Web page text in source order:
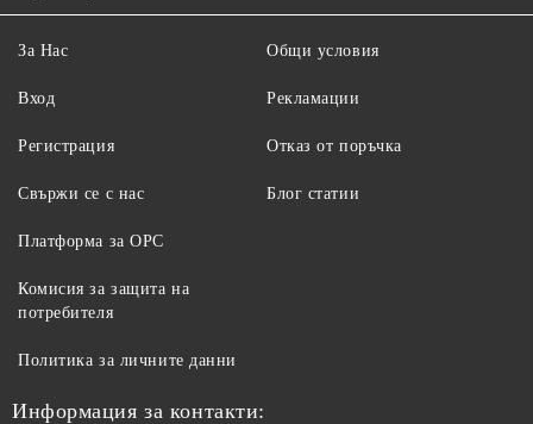
За Нас
Вход
Регистрация
Свържи се с нас
Общи условия
Рекламации
Отказ от поръчка
Блог статии
Платформа за ОРС
Комисия за защита на
потребителя
Политика за личните данни
Информация за контакти: